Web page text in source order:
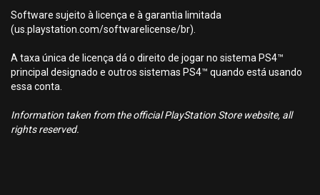
Software sujeito à licença e à garantia limitada
(us.playstation.com/softwarelicense/br).
A taxa única de licença dá o direito de jogar no sistema PS4™
principal designado e outros sistemas PS4™ quando está usando
essa conta.
Information taken from the official PlayStation Store website, all
rights reserved.